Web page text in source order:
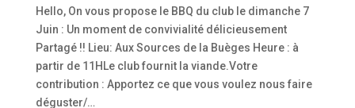
Hello, On vous propose le BBQ du club le dimanche 7
Juin : Un moment de convivialité délicieusement
Partagé !! Lieu: Aux Sources de la Buèges Heure : à
partir de 11HLe club fournit la viande.Votre
contribution : Apportez ce que vous voulez nous faire
déguster/…